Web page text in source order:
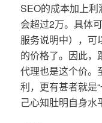
SEO的成本加上
会超过2万。具体
服务说明中），可
的价格了。因此，
代理也是这个价。
利，更有甚者就是
己心知肚明自身水